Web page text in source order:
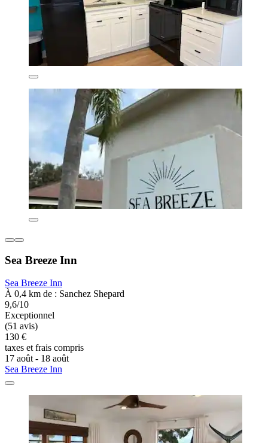
Sea Breeze Inn
Sea Breeze Inn
À 0,4 km de : Sanchez Shepard
9,6/10
Exceptionnel
(51 avis)
130 €
taxes et frais compris
17 août - 18 août
Sea Breeze Inn